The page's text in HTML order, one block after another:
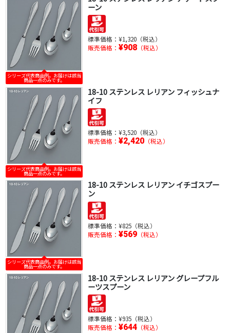
シリーズ代表商品例。お届けは該当
商品一点のみです。
ーン
標準価格： ¥1,320（税込）
販売価格： ¥908（税込）
シリーズ代表商品例。お届けは該当
商品一点のみです。
18-10 ステンレス レリアン フィッシュナ
イフ
標準価格： ¥3,520（税込）
販売価格： ¥2,420（税込）
シリーズ代表商品例。お届けは該当
商品一点のみです。
18-10 ステンレス レリアン イチゴスプー
ン
標準価格： ¥825（税込）
販売価格： ¥569（税込）
18-10 ステンレス レリアン グレープフル
ーツスプーン
標準価格： ¥935（税込）
販売価格： ¥644（税込）